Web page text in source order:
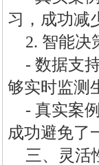
习，成功减
2. 智能决
- 数据支
够实时监测
- 真实案
成功避免了
三、灵活